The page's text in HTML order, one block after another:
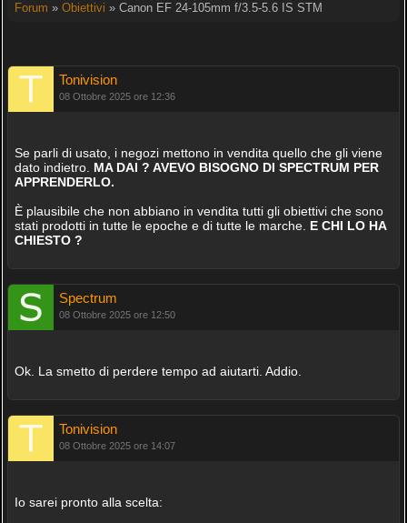
Forum » Obiettivi » Canon EF 24-105mm f/3.5-5.6 IS STM
Tonivision
08 Ottobre 2025 ore 12:36
Se parli di usato, i negozi mettono in vendita quello che gli viene
dato indietro. MA DAI ? AVEVO BISOGNO DI SPECTRUM PER
APPRENDERLO.
È plausibile che non abbiano in vendita tutti gli obiettivi che sono
stati prodotti in tutte le epoche e di tutte le marche. E CHI LO HA
CHIESTO ?
Spectrum
08 Ottobre 2025 ore 12:50
Ok. La smetto di perdere tempo ad aiutarti. Addio.
Tonivision
08 Ottobre 2025 ore 14:07
Io sarei pronto alla scelta: